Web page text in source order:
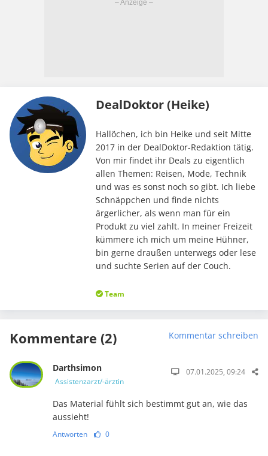
DealDoktor (Heike)
Hallöchen, ich bin Heike und seit Mitte
2017 in der DealDoktor-Redaktion tätig.
Von mir findet ihr Deals zu eigentlich
allen Themen: Reisen, Mode, Technik
und was es sonst noch so gibt. Ich liebe
Schnäppchen und finde nichts
ärgerlicher, als wenn man für ein
Produkt zu viel zahlt. In meiner Freizeit
kümmere ich mich um meine Hühner,
bin gerne draußen unterwegs oder lese
und suchte Serien auf der Couch.
Team
Kommentare (2) Kommentar schreiben
Darthsimon
Assistenzarzt/-ärztin
07.01.2025, 09:24
Das Material fühlt sich bestimmt gut an, wie das
aussieht!
Antworten 0